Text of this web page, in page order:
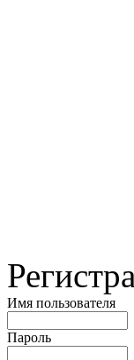
Имя пользователя
Пароль